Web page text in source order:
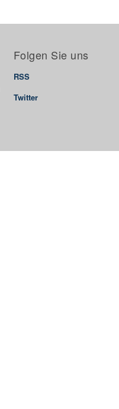
Folgen Sie uns
RSS
Twitter